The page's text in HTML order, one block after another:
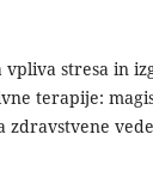
vpliva stresa in
terapije: